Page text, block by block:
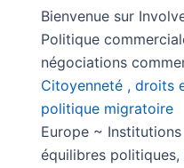
Bienvenue sur
Politique
négociations
Citoyenneté , droits
politique migratoire
Europe ~
équilibres